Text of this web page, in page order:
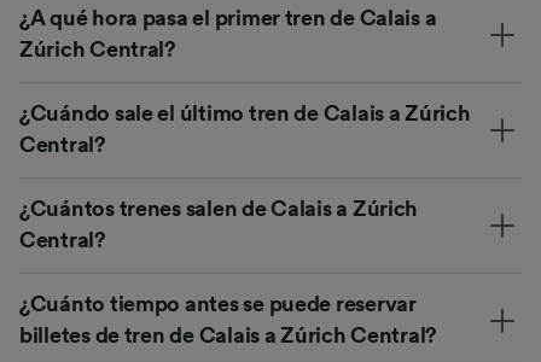
¿A qué hora pasa el primer tren de Calais a
Zúrich Central?
¿Cuándo sale el último tren de Calais a Zúrich
Central?
¿Cuántos trenes salen de Calais a Zúrich
Central?
¿Cuánto tiempo antes se puede reservar
billetes de tren de Calais a Zúrich Central?